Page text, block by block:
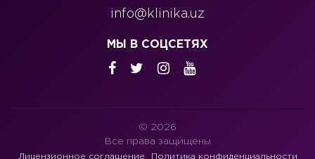
info@klinika.uz
МЫ В СОЦСЕТЯХ
© 2026
Все права защищены
Лицензионное соглашение Политика конфиденциальности